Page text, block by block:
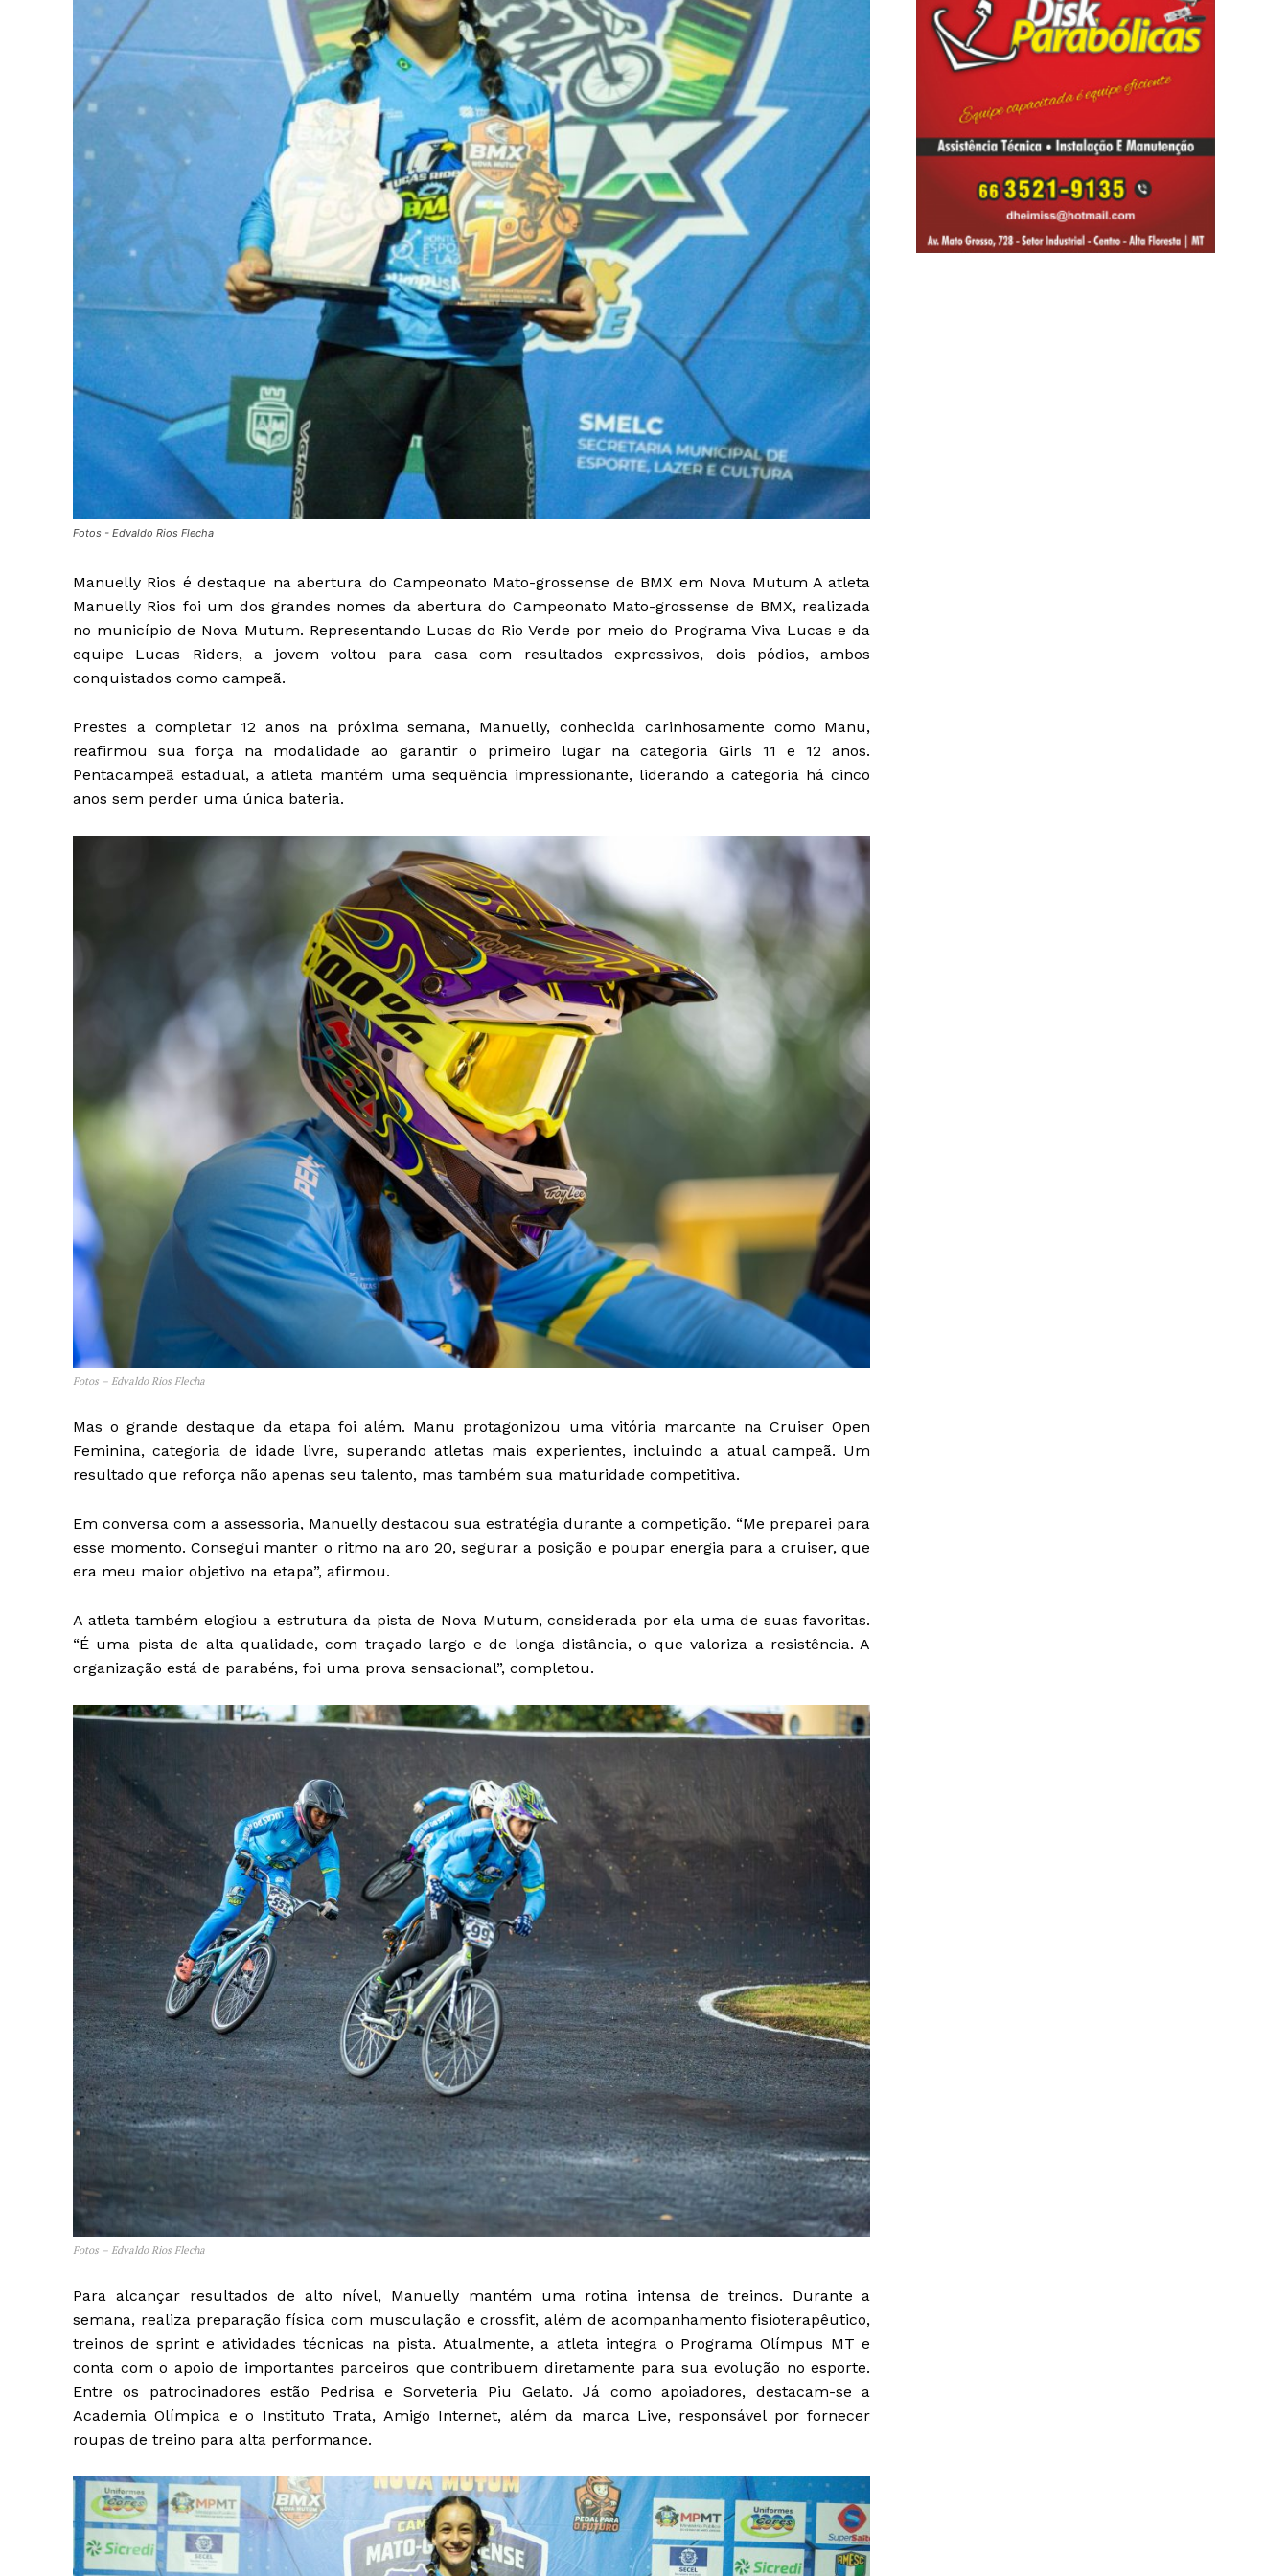
Fotos - Edvaldo Rios Flecha
Manuelly Rios é destaque na abertura do Campeonato Mato-grossense de BMX em Nova Mutum A atleta
Manuelly Rios foi um dos grandes nomes da abertura do Campeonato Mato-grossense de BMX, realizada
no município de Nova Mutum. Representando Lucas do Rio Verde por meio do Programa Viva Lucas e da
equipe Lucas Riders, a jovem voltou para casa com resultados expressivos, dois pódios, ambos
conquistados como campeã.
Prestes a completar 12 anos na próxima semana, Manuelly, conhecida carinhosamente como Manu,
reafirmou sua força na modalidade ao garantir o primeiro lugar na categoria Girls 11 e 12 anos.
Pentacampeã estadual, a atleta mantém uma sequência impressionante, liderando a categoria há cinco
anos sem perder uma única bateria.
Fotos – Edvaldo Rios Flecha
Mas o grande destaque da etapa foi além. Manu protagonizou uma vitória marcante na Cruiser Open
Feminina, categoria de idade livre, superando atletas mais experientes, incluindo a atual campeã. Um
resultado que reforça não apenas seu talento, mas também sua maturidade competitiva.
Em conversa com a assessoria, Manuelly destacou sua estratégia durante a competição. “Me preparei para
esse momento. Consegui manter o ritmo na aro 20, segurar a posição e poupar energia para a cruiser, que
era meu maior objetivo na etapa”, afirmou.
A atleta também elogiou a estrutura da pista de Nova Mutum, considerada por ela uma de suas favoritas.
“É uma pista de alta qualidade, com traçado largo e de longa distância, o que valoriza a resistência. A
organização está de parabéns, foi uma prova sensacional”, completou.
Fotos – Edvaldo Rios Flecha
Para alcançar resultados de alto nível, Manuelly mantém uma rotina intensa de treinos. Durante a
semana, realiza preparação física com musculação e crossfit, além de acompanhamento fisioterapêutico,
treinos de sprint e atividades técnicas na pista. Atualmente, a atleta integra o Programa Olímpus MT e
conta com o apoio de importantes parceiros que contribuem diretamente para sua evolução no esporte.
Entre os patrocinadores estão Pedrisa e Sorveteria Piu Gelato. Já como apoiadores, destacam-se a
Academia Olímpica e o Instituto Trata, Amigo Internet, além da marca Live, responsável por fornecer
roupas de treino para alta performance.